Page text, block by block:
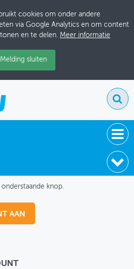
cookies om onder andere
via Google Analytics en om content
en te delen. Meer informatie
Melding sluiten
knop.
AAN